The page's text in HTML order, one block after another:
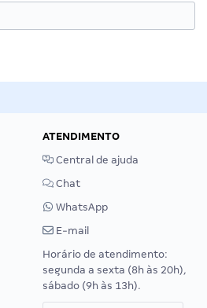
ATENDIMENTO
Central de ajuda
Chat
WhatsApp
E-mail
Horário de atendimento:
segunda a sexta (8h às 20h),
sábado (9h às 13h).